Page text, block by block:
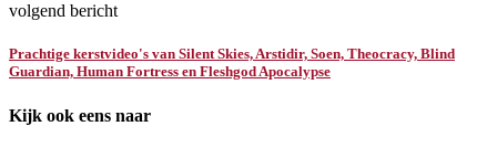
volgend bericht
Prachtige kerstvideo's van Silent Skies, Arstidir, Soen, Theocracy, Blind
Guardian, Human Fortress en Fleshgod Apocalypse
Kijk ook eens naar